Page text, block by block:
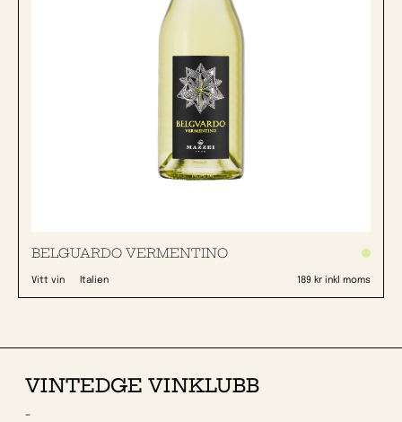
BELGUARDO VERMENTINO
Vitt vin Italien 189 kr inkl moms
VINTEDGE VINKLUBB
-